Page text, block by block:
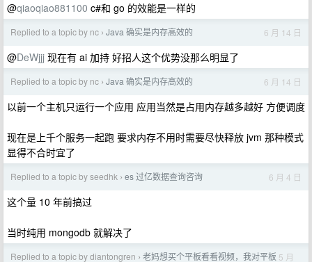
@qiaoqiao881100 c#和 go 的效能是一样的
Replied to a topic by nc › Java 确实是内存高效的 6 月 14 日
@DeWjjj 现在有 ai 加持 好招人这个优势没那么明显了
Replied to a topic by nc › Java 确实是内存高效的 6 月 14 日
以前一个主机只运行一个应用 应用当然是占用内存越多越好 方便调度
现在是上千个服务一起跑 要求内存不用时需要尽快释放 jvm 那种模式
显得不合时宜了
Replied to a topic by seedhk › es 过亿数据查询咨询 6 月 4 日
这个量 10 年前搞过
当时纯用 mongodb 就解决了
Replied to a topic by diantongren › 老妈想买个平板看看视频，我对平板 5 月